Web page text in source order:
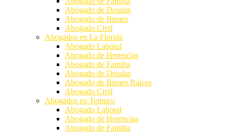
Abogado de Deudas
Abogado de Bienes
Abogado Civil
Abogados en La Florida
Abogado Laboral
Abogado de Herencias
Abogado de Familia
Abogado de Deudas
Abogado de Bienes Raíces
Abogado Civil
Abogados en Temuco
Abogado Laboral
Abogado de Herencias
Abogado de Familia